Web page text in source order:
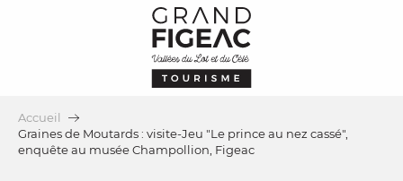
Accueil
Graines de Moutards : visite-Jeu "Le prince au nez cassé",
enquête au musée Champollion, Figeac